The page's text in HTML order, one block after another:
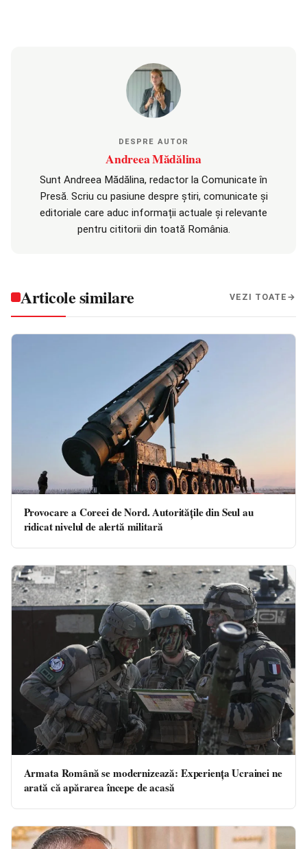
DESPRE AUTOR
Andreea Mădălina
Sunt Andreea Mădălina, redactor la Comunicate în
Presă. Scriu cu pasiune despre știri, comunicate și
editoriale care aduc informații actuale și relevante
pentru cititorii din toată România.
Articole similare VEZI TOATE
Provocare a Coreei de Nord. Autoritățile din Seul au
ridicat nivelul de alertă militară
Armata Română se modernizează: Experiența Ucrainei ne
arată că apărarea începe de acasă